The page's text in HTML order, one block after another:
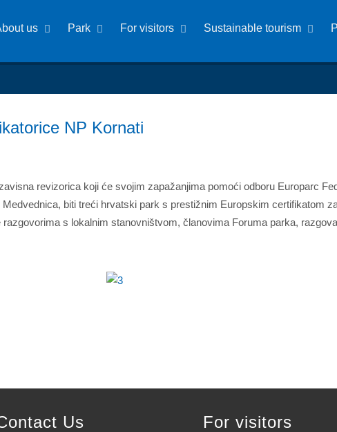
us Park For visitors Sustainable tourism
NP Kornati
revizorica koji će svojim zapažanjima pomoći odboru Europarc
biti treći hrvatski park s prestižnim Europskim certifikatom
s lokalnim stanovništvom, članovima Foruma parka,
Us For visitors